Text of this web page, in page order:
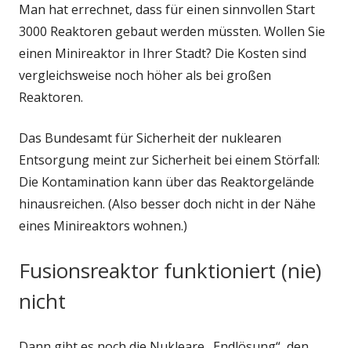
Man hat errechnet, dass für einen sinnvollen Start
3000 Reaktoren gebaut werden müssten. Wollen Sie
einen Minireaktor in Ihrer Stadt? Die Kosten sind
vergleichsweise noch höher als bei großen
Reaktoren.
Das Bundesamt für Sicherheit der nuklearen
Entsorgung meint zur Sicherheit bei einem Störfall:
Die Kontamination kann über das Reaktorgelände
hinausreichen. (Also besser doch nicht in der Nähe
eines Minireaktors wohnen.)
Fusionsreaktor funktioniert (nie)
nicht